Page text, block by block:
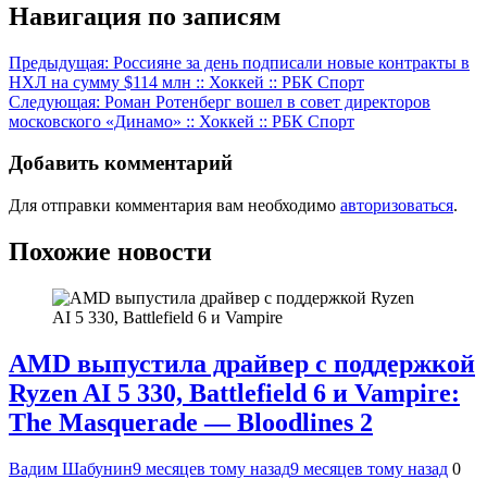
Навигация по записям
Предыдущая: Россияне за день подписали новые контракты в
НХЛ на сумму $114 млн :: Хоккей :: РБК Спорт
Следующая: Роман Ротенберг вошел в совет директоров
московского «Динамо» :: Хоккей :: РБК Спорт
Добавить комментарий
Для отправки комментария вам необходимо авторизоваться.
Похожие новости
AMD выпустила драйвер с поддержкой
Ryzen AI 5 330, Battlefield 6 и Vampire:
The Masquerade — Bloodlines 2
Вадим Шабунин9 месяцев тому назад9 месяцев тому назад 0